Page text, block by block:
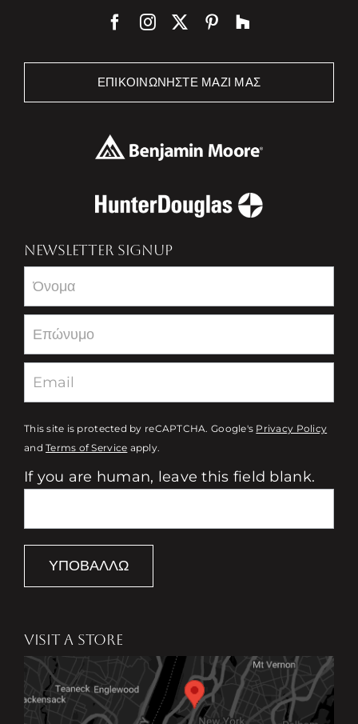
ΕΠΙΚΟΙΝΩΝΉΣΤΕ ΜΑΖΊ ΜΑΣ
NEWSLETTER SIGNUP
Newsletter
This site is protected by reCAPTCHA. Google's Privacy Policy
andTerms of Service apply.
If you are human, leave this field blank.
ΥΠΟΒΆΛΛΩ
VISIT A STORE